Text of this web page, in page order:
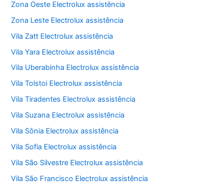
Zona Oeste Electrolux assistência
Zona Leste Electrolux assistência
Vila Zatt Electrolux assistência
Vila Yara Electrolux assistência
Vila Uberabinha Electrolux assistência
Vila Tolstoi Electrolux assistência
Vila Tiradentes Electrolux assistência
Vila Suzana Electrolux assistência
Vila Sônia Electrolux assistência
Vila Sofia Electrolux assistência
Vila São Silvestre Electrolux assistência
Vila São Francisco Electrolux assistência